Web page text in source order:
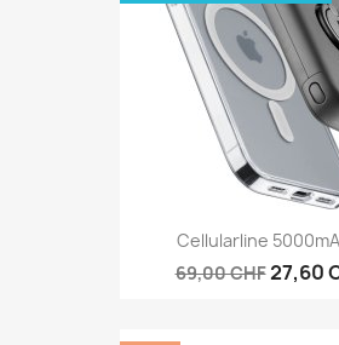
Cellularline
69,00 CHF27,60